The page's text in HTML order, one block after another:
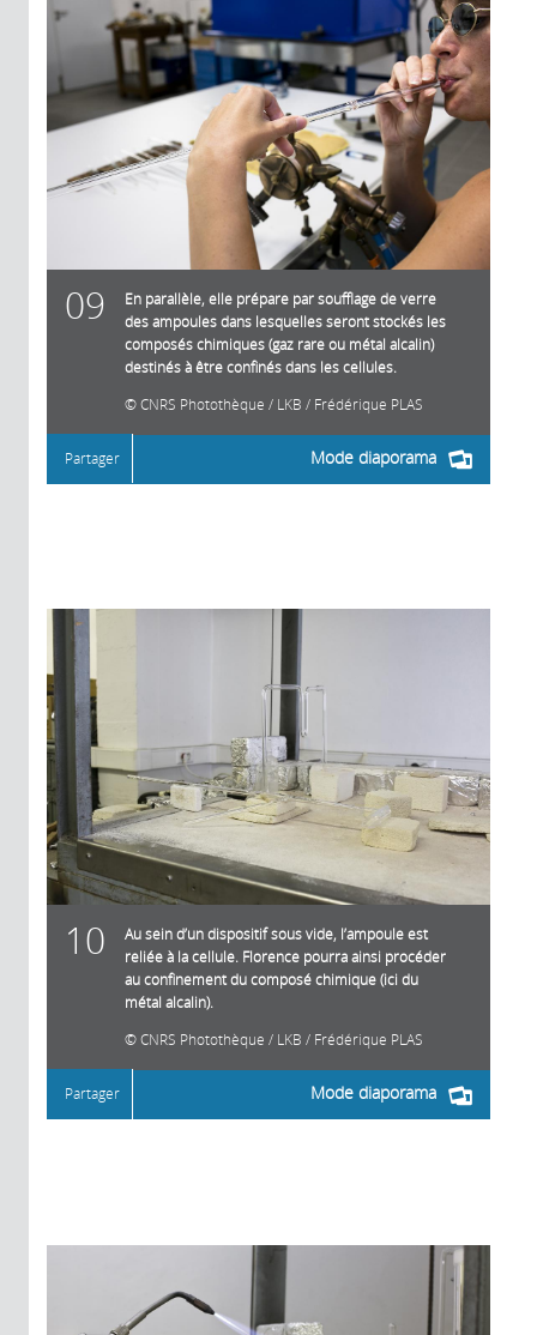
09
En parallèle, elle prépare par soufflage de verre
des ampoules dans lesquelles seront stockés les
composés chimiques (gaz rare ou métal alcalin)
destinés à être confinés dans les cellules.
CNRS Photothèque / LKB / Frédérique PLAS
Mode diaporama
Partager
10
Au sein d’un dispositif sous vide, l’ampoule est
reliée à la cellule. Florence pourra ainsi procéder
au confinement du composé chimique (ici du
métal alcalin).
CNRS Photothèque / LKB / Frédérique PLAS
Mode diaporama
Partager